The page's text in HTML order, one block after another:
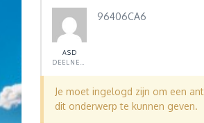
ASD
96406CA6
Je moet ingelogd zijn om een
dit onderwerp te kunnen geven.